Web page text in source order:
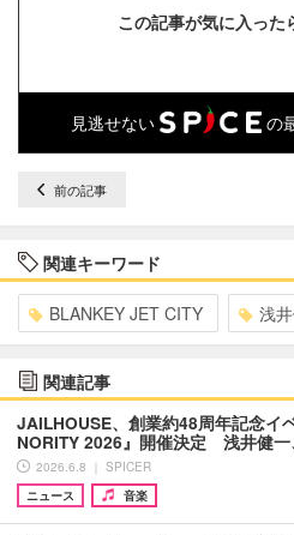
この記事が気に入った
見逃せない の
前の記事
関連キーワード
BLANKEY JET CITY 浅
関連記事
JAILHOUSE、創業約48周年記念イ
NORITY 2026』開催決定 浅井健
2026.6.8 ｜ SPICER
ニュース
音楽